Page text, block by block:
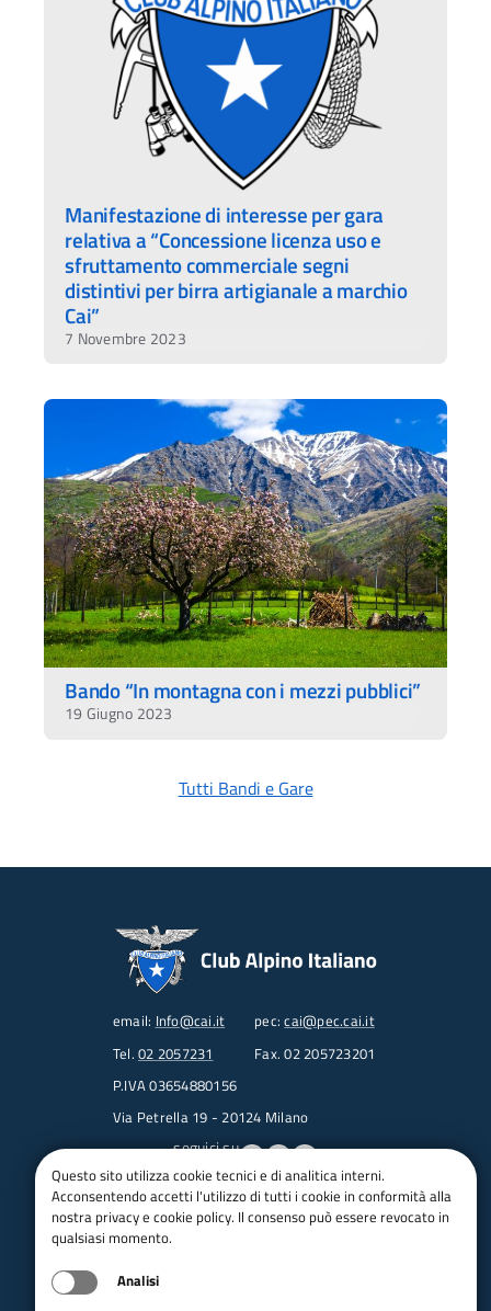
Manifestazione di interesse per gara
relativa a “Concessione licenza uso e
sfruttamento commerciale segni
distintivi per birra artigianale a marchio
Cai”
7 Novembre 2023
Bando “In montagna con i mezzi pubblici”
19 Giugno 2023
Tutti Bandi e Gare
email: Info@cai.it pec:cai@pec.cai.it
Tel. 02 2057231
Fax. 02 205723201
P.IVA 03654880156
Via Petrella 19 - 20124 Milano
seguici su
Trasparenza
Amministrazione trasparente
Questo sito utilizza cookie tecnici e di analitica interni.
Acconsentendo accetti l'utilizzo di tutti i cookie in conformità alla
nostra privacy e cookie policy. Il consenso può essere revocato in
qualsiasi momento.
Analisi